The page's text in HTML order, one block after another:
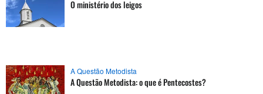
O ministério dos leigos
A Questão Metodista
A Questão Metodista: o que é Pentecostes?